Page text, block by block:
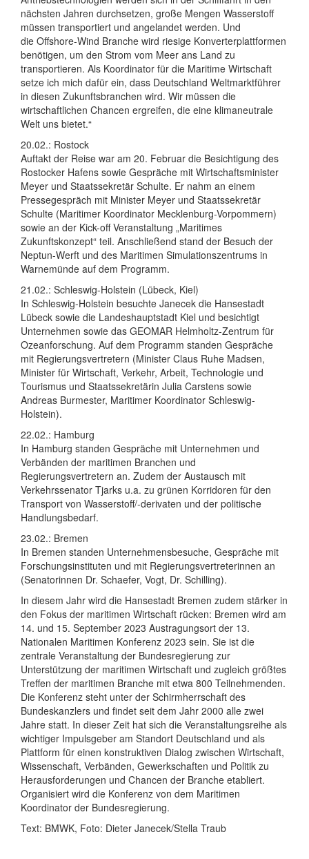
nächsten Jahren durchsetzen, große Mengen Wasserstoff
müssen transportiert und angelandet werden. Und
die Offshore-Wind Branche wird riesige Konverterplattformen
benötigen, um den Strom vom Meer ans Land zu
transportieren. Als Koordinator für die Maritime Wirtschaft
setze ich mich dafür ein, dass Deutschland Weltmarktführer
in diesen Zukunftsbranchen wird. Wir müssen die
wirtschaftlichen Chancen ergreifen, die eine klimaneutrale
Welt uns bietet.“
20.02.: Rostock
Auftakt der Reise war am 20. Februar die Besichtigung des
Rostocker Hafens sowie Gespräche mit Wirtschaftsminister
Meyer und Staatssekretär Schulte. Er nahm an einem
Pressegespräch mit Minister Meyer und Staatssekretär
Schulte (Maritimer Koordinator Mecklenburg-Vorpommern)
sowie an der Kick-off Veranstaltung „Maritimes
Zukunftskonzept“ teil. Anschließend stand der Besuch der
Neptun-Werft und des Maritimen Simulationszentrums in
Warnemünde auf dem Programm.
21.02.: Schleswig-Holstein (Lübeck, Kiel)
In Schleswig-Holstein besuchte Janecek die Hansestadt
Lübeck sowie die Landeshauptstadt Kiel und besichtigt
Unternehmen sowie das GEOMAR Helmholtz-Zentrum für
Ozeanforschung. Auf dem Programm standen Gespräche
mit Regierungsvertretern (Minister Claus Ruhe Madsen,
Minister für Wirtschaft, Verkehr, Arbeit, Technologie und
Tourismus und Staatssekretärin Julia Carstens sowie
Andreas Burmester, Maritimer Koordinator Schleswig-
Holstein).
22.02.: Hamburg
In Hamburg standen Gespräche mit Unternehmen und
Verbänden der maritimen Branchen und
Regierungsvertretern an. Zudem der Austausch mit
Verkehrssenator Tjarks u.a. zu grünen Korridoren für den
Transport von Wasserstoff/-derivaten und der politische
Handlungsbedarf.
23.02.: Bremen
In Bremen standen Unternehmensbesuche, Gespräche mit
Forschungsinstituten und mit Regierungsvertreterinnen an
(Senatorinnen Dr. Schaefer, Vogt, Dr. Schilling).
In diesem Jahr wird die Hansestadt Bremen zudem stärker in
den Fokus der maritimen Wirtschaft rücken: Bremen wird am
14. und 15. September 2023 Austragungsort der 13.
Nationalen Maritimen Konferenz 2023 sein. Sie ist die
zentrale Veranstaltung der Bundesregierung zur
Unterstützung der maritimen Wirtschaft und zugleich größtes
Treffen der maritimen Branche mit etwa 800 Teilnehmenden.
Die Konferenz steht unter der Schirmherrschaft des
Bundeskanzlers und findet seit dem Jahr 2000 alle zwei
Jahre statt. In dieser Zeit hat sich die Veranstaltungsreihe als
wichtiger Impulsgeber am Standort Deutschland und als
Plattform für einen konstruktiven Dialog zwischen Wirtschaft,
Wissenschaft, Verbänden, Gewerkschaften und Politik zu
Herausforderungen und Chancen der Branche etabliert.
Organisiert wird die Konferenz von dem Maritimen
Koordinator der Bundesregierung.
Text: BMWK, Foto: Dieter Janecek/Stella Traub